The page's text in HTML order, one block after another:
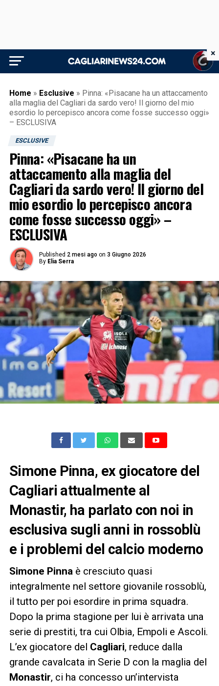
Home » Esclusive » Pinna: «Pisacane ha un attaccamento
alla maglia del Cagliari da sardo vero! Il giorno del mio
esordio lo percepisco ancora come fosse successo oggi»
– ESCLUSIVA
ESCLUSIVE
Pinna: «Pisacane ha un
attaccamento alla maglia del
Cagliari da sardo vero! Il giorno del
mio esordio lo percepisco ancora
come fosse successo oggi» –
ESCLUSIVA
Published 2 mesi ago on 3 Giugno 2026
By Elia Serra
Simone Pinna, ex giocatore del
Cagliari attualmente al
Monastir, ha parlato con noi in
esclusiva sugli anni in rossoblù
e i problemi del calcio moderno
Simone Pinnaè cresciuto quasi
integralmente nel settore giovanile rossoblù,
il tutto per poi esordire in prima squadra.
Dopo la prima stagione per lui è arrivata una
serie di prestiti, tra cui Olbia, Empoli e Ascoli.
L’ex giocatore del Cagliari, reduce dalla
grande cavalcata in Serie D con la maglia del
Monastir, ci ha concesso un’intervista
×